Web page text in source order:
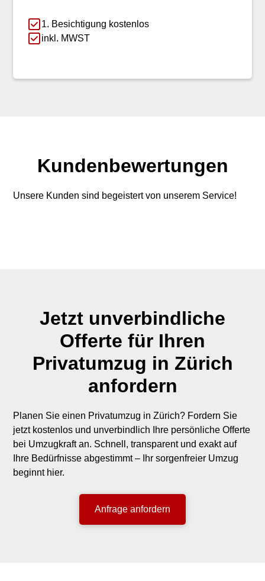
1. Besichtigung kostenlos
inkl. MWST
Kundenbewertungen
Unsere Kunden sind begeistert von unserem Service!
Jetzt unverbindliche
Offerte für Ihren
Privatumzug in Zürich
anfordern
Planen Sie einen Privatumzug in Zürich? Fordern Sie
jetzt kostenlos und unverbindlich Ihre persönliche Offerte
bei Umzugkraft an. Schnell, transparent und exakt auf
Ihre Bedürfnisse abgestimmt – Ihr sorgenfreier Umzug
beginnt hier.
Anfrage anfordern